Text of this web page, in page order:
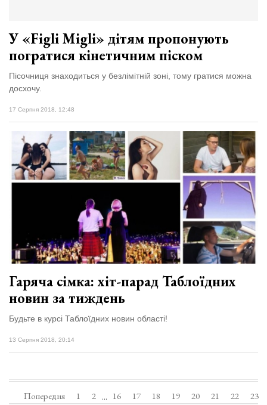
три...
Всі розділи
Персона
Афіша
ZONE 18+
Контакти
У «Figli Migli» дітям пропонують
погратися кінетичним піском
Пісочниця знаходиться у безлімітній зоні, тому гратися можна
досхочу.
17 Серпня 2018, 12:48
Гаряча сімка: хіт-парад Таблоїдних
новин за тиждень
Будьте в курсі Таблоїдних новин області!
13 Серпня 2018, 20:14
Попередня 1 2 ... 16 17 18 19 20 21 22 23